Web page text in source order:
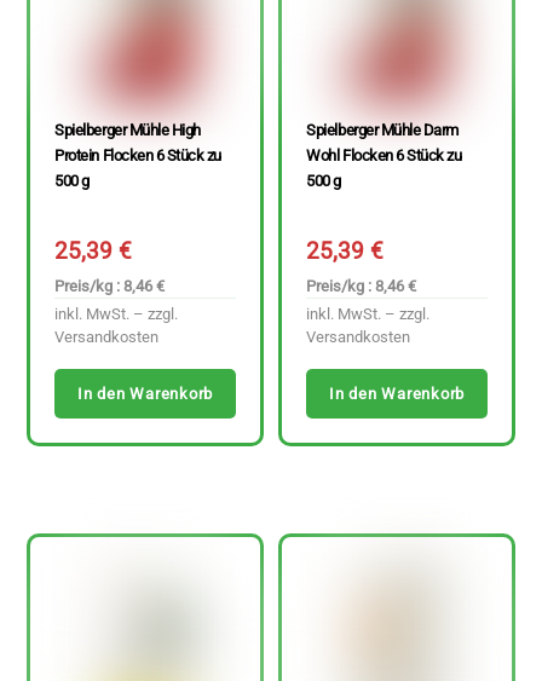
Spielberger Mühle High
Protein Flocken 6 Stück zu
500 g
25,39€
Preis/kg : 8,46 €
inkl. MwSt. – zzgl.
Versandkosten
In den Warenkorb
Spielberger Mühle Darm
Wohl Flocken 6 Stück zu
500 g
25,39€
Preis/kg : 8,46 €
inkl. MwSt. – zzgl.
Versandkosten
In den Warenkorb